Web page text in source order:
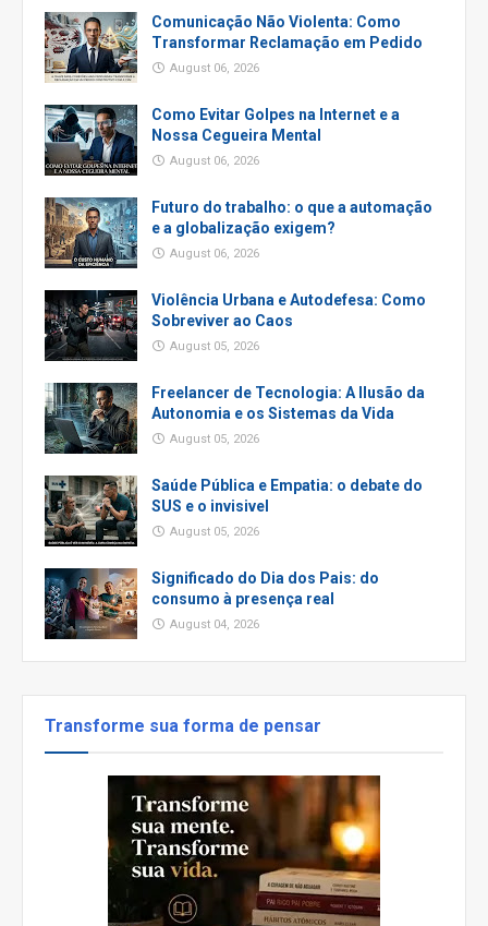
Comunicação Não Violenta: Como
Transformar Reclamação em Pedido
August 06, 2026
Como Evitar Golpes na Internet e a
Nossa Cegueira Mental
August 06, 2026
Futuro do trabalho: o que a automação
e a globalização exigem?
August 06, 2026
Violência Urbana e Autodefesa: Como
Sobreviver ao Caos
August 05, 2026
Freelancer de Tecnologia: A Ilusão da
Autonomia e os Sistemas da Vida
August 05, 2026
Saúde Pública e Empatia: o debate do
SUS e o invisivel
August 05, 2026
Significado do Dia dos Pais: do
consumo à presença real
August 04, 2026
Transforme sua forma de pensar